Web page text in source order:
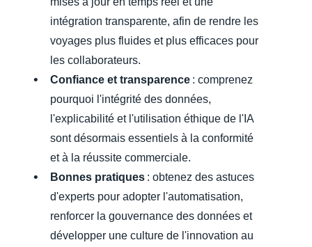
intégration transparente, afin de rendre les
voyages plus fluides et plus efficaces pour
les collaborateurs.
Confiance et transparence : comprenez
pourquoi l'intégrité des données,
l'explicabilité et l'utilisation éthique de l'IA
sont désormais essentiels à la conformité
et à la réussite commerciale.
Bonnes pratiques : obtenez des astuces
d'experts pour adopter l'automatisation,
renforcer la gouvernance des données et
développer une culture de l'innovation au